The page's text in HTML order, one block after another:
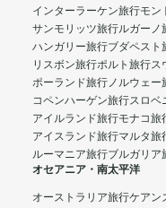
インターラーケン旅行モン
サンモリッツ旅行ルガーノ
ハンガリー旅行ブダペスト
リスボン旅行ポルト旅行ス
ポーランド旅行ノルウェー
コペンハーゲン旅行スロベ
アイルランド旅行モナコ旅
アイスランド旅行マルタ旅
ルーマニア旅行ブルガリア
オセアニア・南太平洋
オーストラリア旅行ケアン